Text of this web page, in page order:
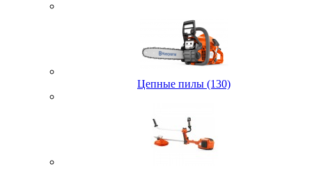
Цепные пилы (130)